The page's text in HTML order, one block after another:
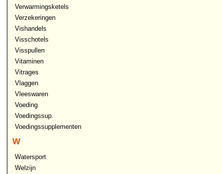
Verwarmingsketels
Verzekeringen
Vishandels
Visschotels
Visspullen
Vitaminen
Vitrages
Vlaggen
Vleeswaren
Voeding
Voedingssup.
Voedingssupplementen
W
Watersport
Welzijn